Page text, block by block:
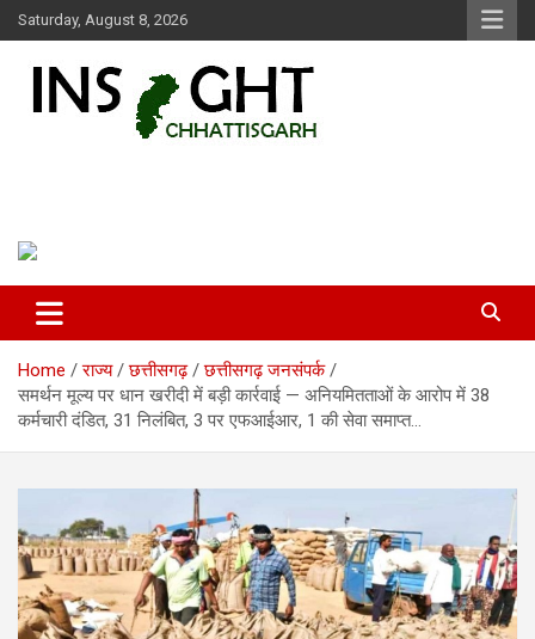
Skip
to
Saturday, August 8, 2026
Home राज्य छत्तीसगढ़
छत्तीसगढ़ जनसंपर्क
समर्थन मूल्य पर धान खरीदी में बड़ी कार्रवाई — अनियमितताओं के आरोप में 38
कर्मचारी दंडित, 31 निलंबित, 3 पर एफआईआर, 1 की सेवा समाप्त…